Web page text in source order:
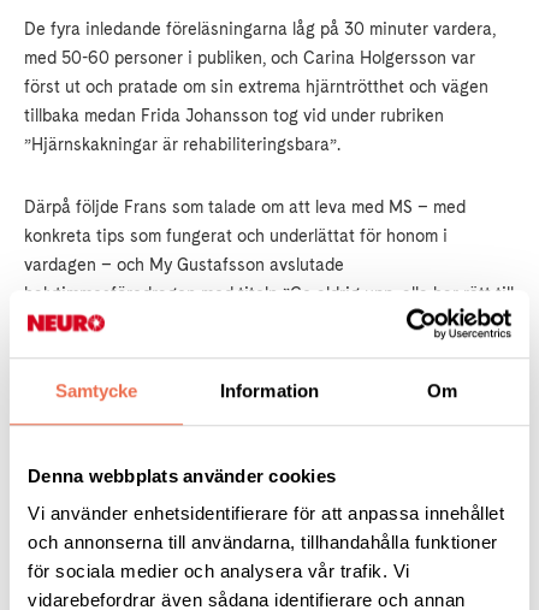
Samtycke Information Om
Denna webbplats använder cookies
Vi använder enhetsidentifierare för att anpassa innehållet
och annonserna till användarna, tillhandahålla funktioner
för sociala medier och analysera vår trafik. Vi
vidarebefordrar även sådana identifierare och annan
De fyra inledande föreläsningarna låg på 30 minuter vardera,
med 50-60 personer i publiken, och Carina Holgersson var
först ut och pratade om sin extrema hjärntrötthet och vägen
tillbaka medan Frida Johansson tog vid under rubriken
”Hjärnskakningar är rehabiliteringsbara”.
Därpå följde Frans som talade om att leva med MS – med
konkreta tips som fungerat och underlättat för honom i
vardagen – och My Gustafsson avslutade
halvtimmesföredragen med titeln ”Ge aldrig upp, alla har rätt till
bra kommunikation och träning”.
Håkan Widner, överläkare i neurologi på Skånes
universitet, föreläste därefter mellan kl. 16 och 17.30, där
rubriken löd ”Nya behandlingsformer av neurologiska
sjukdomar”. Stroke, MS, Alzheimers sjukdom, Parkinsons